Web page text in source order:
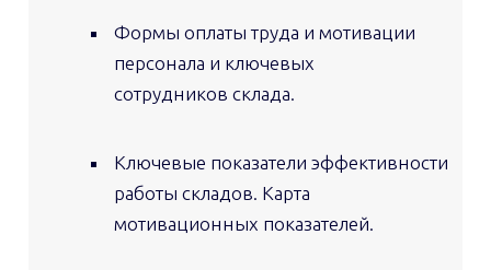
Формы оплаты труда и мотивации
персонала и ключевых
сотрудников склада.
Ключевые показатели эффективности
работы складов. Карта
мотивационных показателей.